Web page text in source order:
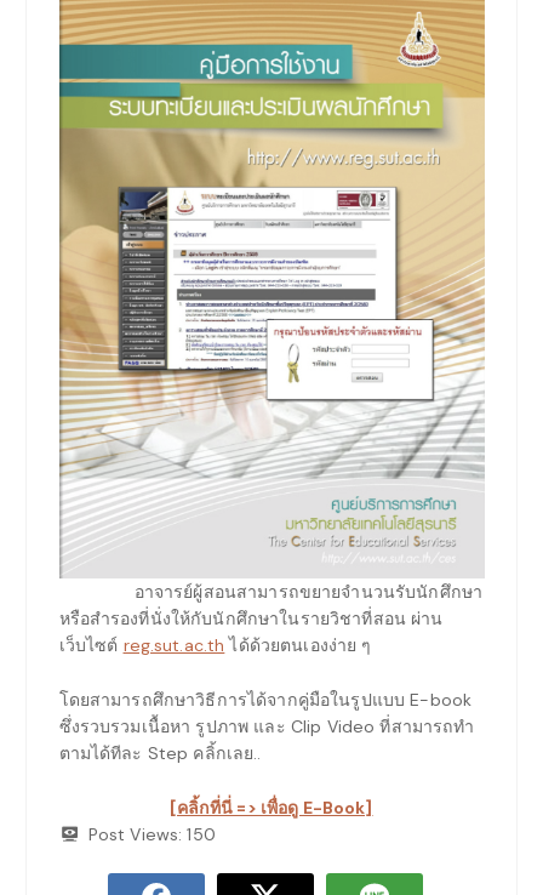
อาจารย์ผู้สอนสามารถขยายจำนวนรับนักศึกษา
หรือสำรองที่นั่งให้กับนักศึกษาในรายวิชาที่สอน ผ่าน
เว็บไซต์ reg.sut.ac.th ได้ด้วยตนเองง่าย ๆ
โดยสามารถศึกษาวิธีการได้จากคู่มือในรูปแบบ E-book
ซึ่งรวบรวมเนื้อหา รูปภาพ และ Clip Video ที่สามารถทำ
ตามได้ทีละ Step คลิ้กเลย..
[คลิ้กที่นี่ => เพื่อดู E-Book]
Post Views: 150